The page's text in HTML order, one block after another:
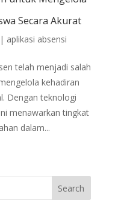
Secara Akurat
aplikasi absensi
telah menjadi salah
kehadiran
Dengan teknologi
menawarkan tingkat
dalam...